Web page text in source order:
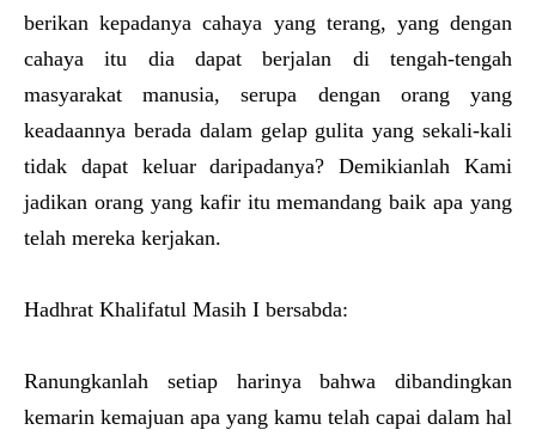
berikan kepadanya cahaya yang terang, yang dengan
cahaya itu dia dapat berjalan di tengah-tengah
masyarakat manusia, serupa dengan orang yang
keadaannya berada dalam gelap gulita yang sekali-kali
tidak dapat keluar daripadanya? Demikianlah Kami
jadikan orang yang kafir itu memandang baik apa yang
telah mereka kerjakan.
Hadhrat Khalifatul Masih I bersabda:
Ranungkanlah setiap harinya bahwa dibandingkan
kemarin kemajuan apa yang kamu telah capai dalam hal